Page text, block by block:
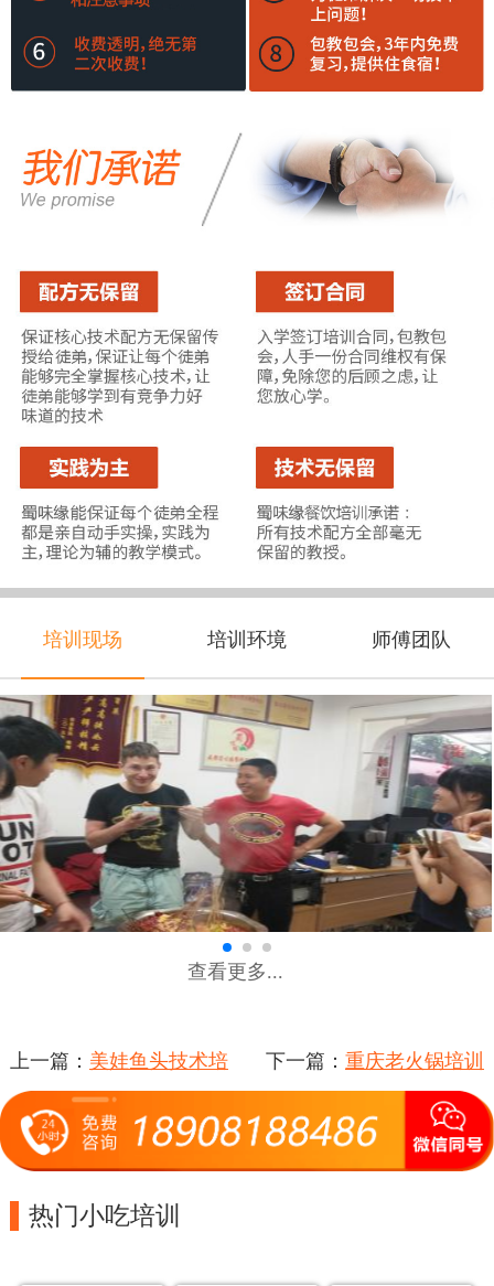
培训现场 培训环境 师傅团队
查看更多...
上一篇： 美娃鱼头技术培
训
下一篇： 重庆老火锅培训
热门小吃培训